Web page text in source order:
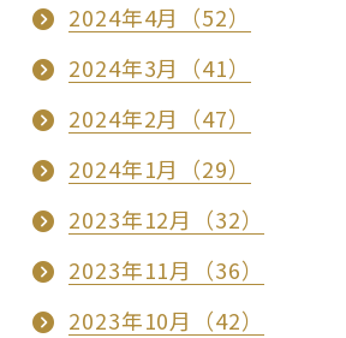
2024年4月（52）
2024年3月（41）
2024年2月（47）
2024年1月（29）
2023年12月（32）
2023年11月（36）
2023年10月（42）